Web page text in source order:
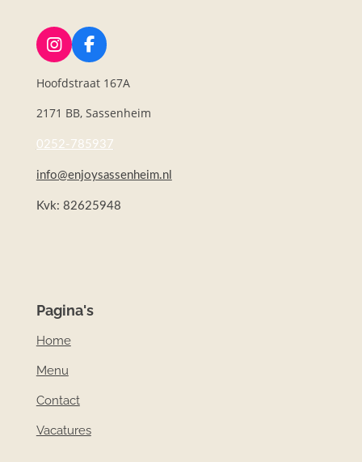
I
n
s
a
r
m
F
a
c
b
o
Hoofdstraat 167A
2171 BB, Sassenheim
0252-785937
info@enjoysassenheim.nl
Kvk: 82625948
Pagina's
Home
Menu
Contact
Vacatures